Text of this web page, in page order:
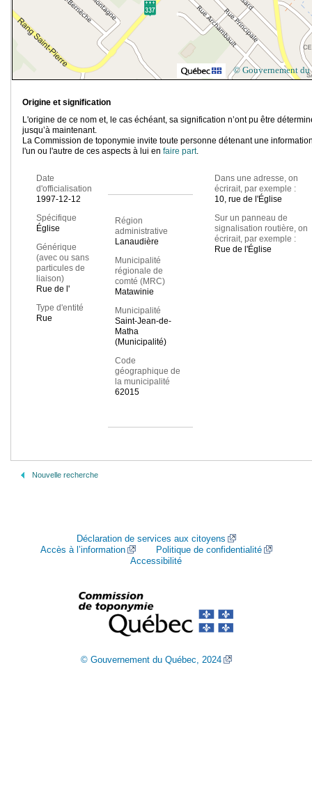
© Gouvernement du
Origine et signification
L'origine de ce nom et, le cas échéant, sa signification n’ont pu être
jusqu’à maintenant.
La Commission de toponymie invite toute personne détenant une
l'un ou l'autre de ces aspects à lui en faire part.
Date
d'officialisation
1997-12-12
Spécifique
Église
Générique
(avec ou sans
particules de
liaison)
Rue de l'
Type d'entité
Rue
Région
administrative
Lanaudière
Municipalité
régionale de
comté (MRC)
Matawinie
Municipalité
Saint-Jean-de-
Matha
(Municipalité)
Code
géographique de
la municipalité
62015
Dans une adresse, on
écrirait, par exemple :
10, rue de l'Église
Sur un panneau de
signalisation routière, on
écrirait, par exemple :
Rue de l'Église
Nouvelle recherche
Déclaration de services aux citoyens
Accès à l’information
Politique de confidentialité
Accessibilité
© Gouvernement du Québec, 2024